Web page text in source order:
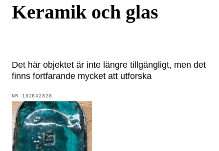
Keramik och glas
Det här objektet är inte längre tillgängligt, men det
finns fortfarande mycket att utforska
NR 102842828